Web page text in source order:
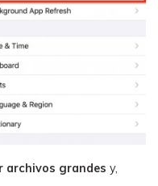
archivos grandes y,